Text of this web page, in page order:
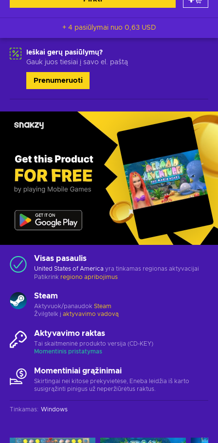
+ 4 pasiūlymai nuo 0,63 USD
Ieškai gerų pasiūlymų?
Gauk juos tiesiai į savo el. paštą
Prenumeruoti
Visas pasaulis
United States of America yra tinkamas regionas aktyvacijai
Patikrink regiono apribojimus
Steam
Aktyvuok/panaudok Steam
Žvilgtelk į aktyvavimo vadovą
Aktyvavimo raktas
Tai skaitmeninė produkto versija (CD-KEY)
Momentinis pristatymas
Momentiniai grąžinimai
Skirtingai nei kitose prekyvietėse, Eneba leidžia iš karto
susigrąžinti pinigus už neperžiūrėtus raktus.
Tinkamas: Windows